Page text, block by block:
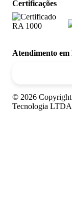
Certificações
Atendimento em
© 2026 Copyright
Tecnologia